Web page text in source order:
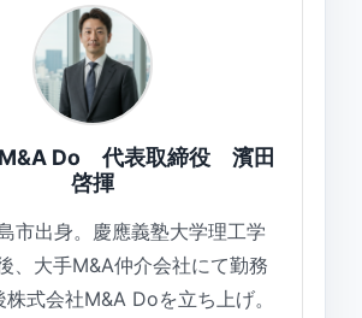
Do 代表取締役 濱田
啓揮
市出身。慶應義塾大学理工学
、大手M&A仲介会社にて勤務
株式会社M&A Doを立ち上げ。